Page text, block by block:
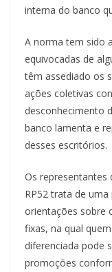
interna do banco
A norma tem sido
equivocadas de
têm assediado os
ações coletivas
desconhecimento
banco lamenta e
desses escritórios.
Os representantes
RP52 trata de
orientações sobre
fixas, na qual
diferenciada pode
promoções